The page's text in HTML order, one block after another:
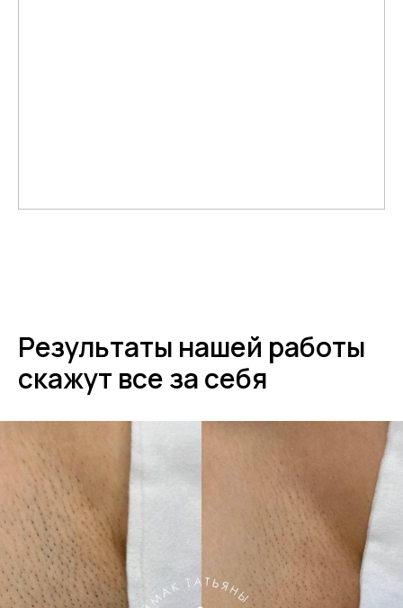
Результаты нашей работы
скажут все за себя
Написать в MAX